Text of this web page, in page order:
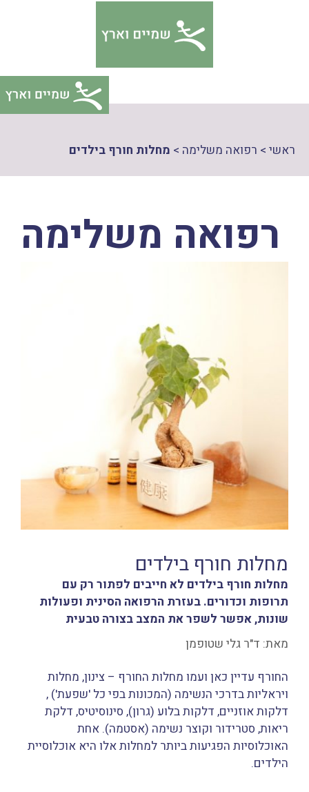
ראשי > רפואה משלימה > מחלות חורף בילדים
רפואה משלימה
מחלות חורף בילדים
מחלות חורף בילדים לא חייבים לפתור רק עם
תרופות וכדורים. בעזרת הרפואה הסינית ופעולות
שונות, אפשר לשפר את המצב בצורה טבעית
מאת: ד"ר גלי שטופמן
החורף עדיין כאן ועמו מחלות החורף – צינון, מחלות
ויראליות בדרכי הנשימה (המכונות בפי כל 'שפעת') ,
דלקות אוזניים, דלקות בלוע (גרון), סינוסיטיס, דלקת
ריאות, סטרידור וקוצר נשימה (אסטמה). אחת
האוכלוסיות הפגיעות ביותר למחלות אלו היא אוכלוסיית
הילדים.